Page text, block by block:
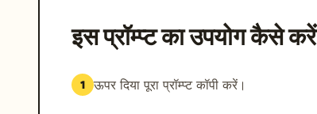
इस प्रॉम्प्ट का उपयोग कैसे करें
1 ऊपर दिया पूरा प्रॉम्प्ट कॉपी करें।